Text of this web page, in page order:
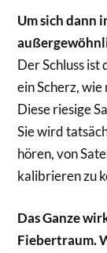
Um sich dann
Der Schluss ist
ein Scherz,
Diese riesige
Sie wird
hören, von
kalibrieren zu
Das Ganze
Fiebertraum.